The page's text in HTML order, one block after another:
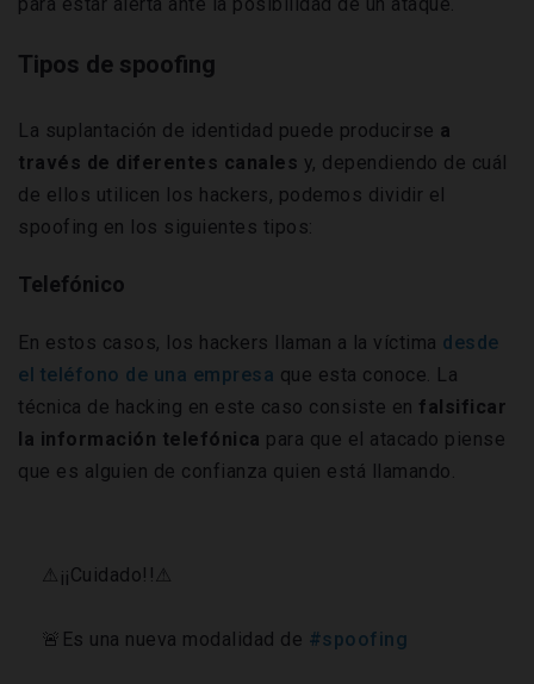
para estar alerta ante la posibilidad de un ataque.
Tipos de spoofing
La suplantación de identidad puede producirse a
través de diferentes canales y, dependiendo de cuál
de ellos utilicen los hackers, podemos dividir el
spoofing en los siguientes tipos:
Telefónico
En estos casos, los hackers llaman a la víctima desde
el teléfono de una empresa que esta conoce. La
técnica de hacking en este caso consiste en falsificar
la información telefónica para que el atacado piense
que es alguien de confianza quien está llamando.
⚠¡¡Cuidado!!⚠
🚨Es una nueva modalidad de #spoofing